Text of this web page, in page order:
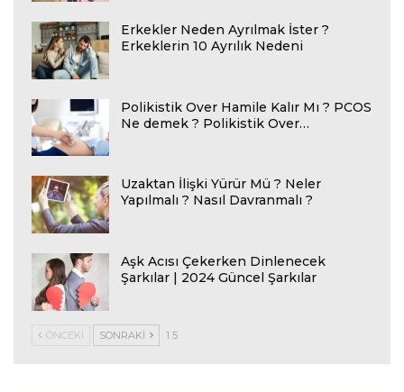
Erkekler Neden Ayrılmak İster ?
Erkeklerin 10 Ayrılık Nedeni
Polikistik Over Hamile Kalır Mı ? PCOS
Ne demek ? Polikistik Over…
Uzaktan İlişki Yürür Mü ? Neler
Yapılmalı ? Nasıl Davranmalı ?
Aşk Acısı Çekerken Dinlenecek
Şarkılar | 2024 Güncel Şarkılar
ÖNCEKI SONRAKI 1 5